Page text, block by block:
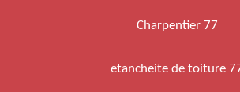
Charpentier 77
etancheite de toiture